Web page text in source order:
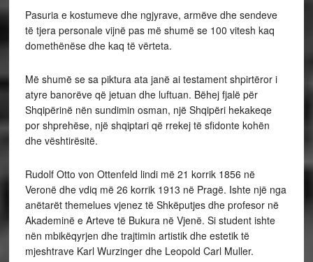
Pasuria e kostumeve dhe ngjyrave, armëve dhe sendeve
të tjera personale vijnë pas më shumë se 100 vitesh kaq
domethënëse dhe kaq të vërteta.
Më shumë se sa piktura ata janë ai testament shpirtëror i
atyre banorëve që jetuan dhe luftuan. Bëhej fjalë për
Shqipërinë nën sundimin osman, një Shqipëri hekakeqe
por shprehëse, një shqiptari që rrekej të sfidonte kohën
dhe vështirësitë.
Rudolf Otto von Ottenfeld lindi më 21 korrik 1856 në
Veronë dhe vdiq më 26 korrik 1913 në Pragë. Ishte një nga
anëtarët themelues vjenez të Shkëputjes dhe profesor në
Akademinë e Arteve të Bukura në Vjenë. Si student ishte
nën mbikëqyrjen dhe trajtimin artistik dhe estetik të
mjeshtrave Karl Wurzinger dhe Leopold Carl Muller.